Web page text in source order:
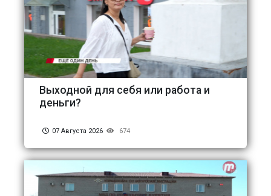
Выходной для себя или работа и
деньги?
07 Августа 2026 674